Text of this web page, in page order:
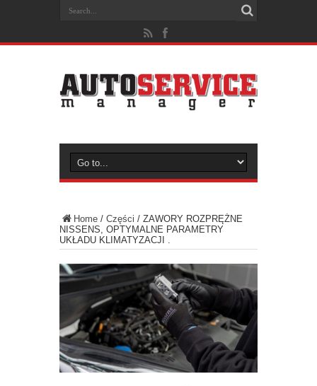
Home / Części / ZAWORY ROZPRĘŻNE
NISSENS, OPTYMALNE PARAMETRY
UKŁADU KLIMATYZACJI .